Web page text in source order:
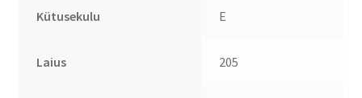
Kütusekulu E
Laius 205